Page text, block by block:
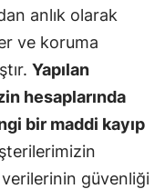
Kütahya
Manisa
Mardin
anlık olarak
ve koruma
Yapılan
hesaplarında
bir maddi kayıp
verilerinin güvenliği